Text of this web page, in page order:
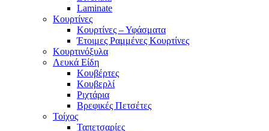
Laminate
Κουρτίνες
Κουρτίνες – Υφάσματα
Έτοιμες Ραμμένες Κουρτίνες
Κουρτινόξυλα
Λευκά Είδη
Κουβέρτες
Κουβερλί
Ριχτάρια
Βρεφικές Πετσέτες
Τοίχος
Ταπετσαρίες